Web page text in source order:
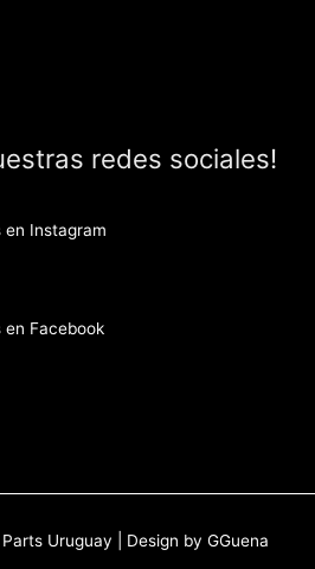
redes sociales!
en Instagram
en Facebook
Parts Uruguay | Design by GGuena